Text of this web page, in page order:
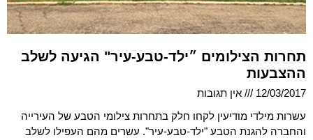
תחרות הצילומים ״ילד-טבע-עיר" הגיעה לשלב
ההצבעות
12/03/2017
אין תגובות
עשרות מילדי מודיעין לקחו חלק בתחרות צילומי הטבע של העירייה
והחברה להגנת הטבע "ילד-טבע-עיר". עשרים מהם העפילו לשלב